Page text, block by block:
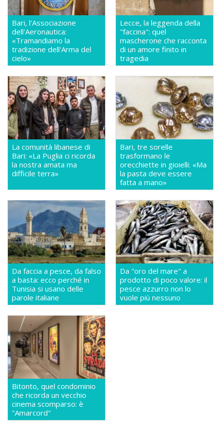
Bari, l'Associazione
dell'Aeronautica:
«Tramandiamo la
tradizione dell'Arma del
cielo»
Lecce, la leggenda della
"faccina": quel
mascherone che racconta
di un amore finito in
tragedia
La comunità libanese di
Bari: «La Puglia ci ricorda
la nostra amata ma
difficile terra»
Bari, tre sorelle
trasformano le
orecchiette in gioielli: «Ma
la pasta deve essere
fatta a mano»
Da faccia a pesce, da falso
a basta: ecco perché in
Tunisia si usano delle
parole italiane
Da "oro del mare" a
prodotto di poco valore: il
pesce azzurro non lo
vuole più nessuno
Bitonto, quel condominio
che ricorda un vecchio
cinema scomparso: è
"Amarcord"